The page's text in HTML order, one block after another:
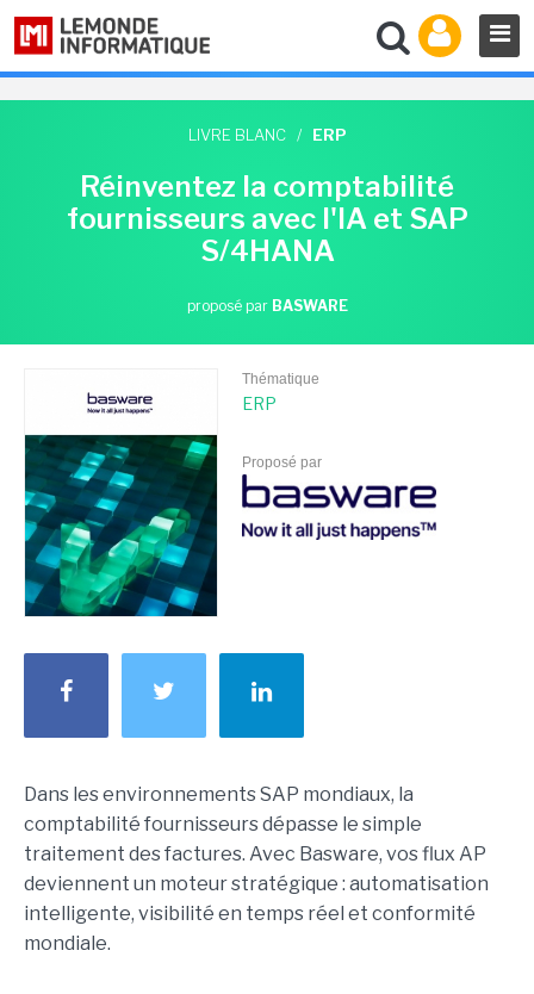
LIVRE BLANC / ERP
Réinventez la comptabilité
fournisseurs avec l'IA et SAP
S/4HANA
proposé par BASWARE
Thématique
ERP
Proposé par
Dans les environnements SAP mondiaux, la
comptabilité fournisseurs dépasse le simple
traitement des factures. Avec Basware, vos flux AP
deviennent un moteur stratégique : automatisation
intelligente, visibilité en temps réel et conformité
mondiale.